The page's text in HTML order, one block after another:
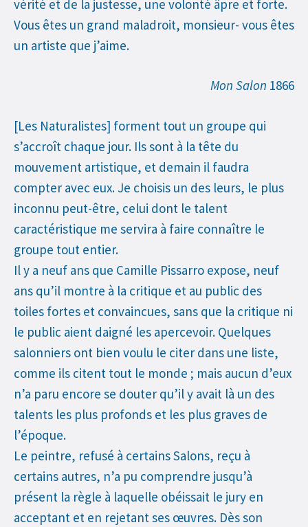
vérité et de la justesse, une volonté âpre et forte.
Vous êtes un grand maladroit, monsieur- vous êtes
un artiste que j’aime.
Mon Salon 1866
[Les Naturalistes] forment tout un groupe qui
s’accroît chaque jour. Ils sont à la tête du
mouvement artistique, et demain il faudra
compter avec eux. Je choisis un des leurs, le plus
inconnu peut-être, celui dont le talent
caractéristique me servira à faire connaître le
groupe tout entier.
Il y a neuf ans que Camille Pissarro expose, neuf
ans qu’il montre à la critique et au public des
toiles fortes et convaincues, sans que la critique ni
le public aient daigné les apercevoir. Quelques
salonniers ont bien voulu le citer dans une liste,
comme ils citent tout le monde ; mais aucun d’eux
n’a paru encore se douter qu’il y avait là un des
talents les plus profonds et les plus graves de
l’époque.
Le peintre, refusé à certains Salons, reçu à
certains autres, n’a pu comprendre jusqu’à
présent la règle à laquelle obéissait le jury en
acceptant et en rejetant ses œuvres. Dès son